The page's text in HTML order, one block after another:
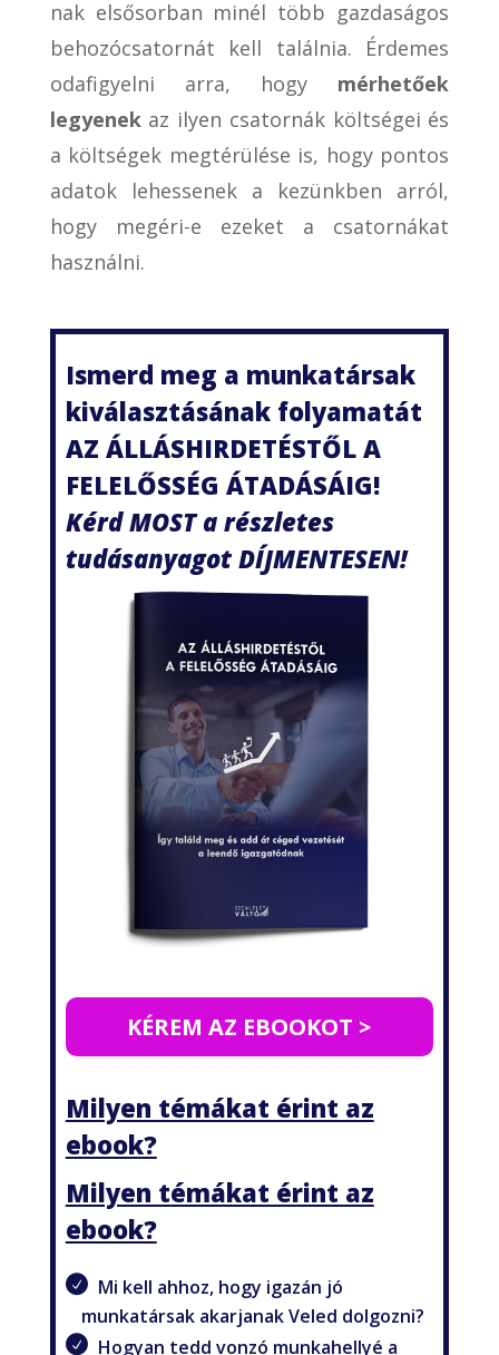
nak elsősorban minél több gazdaságos
behozócsatornát kell találnia. Érdemes
odafigyelni arra, hogy mérhetőek
legyenekaz ilyen csatornák költségei és
a költségek megtérülése is, hogy pontos
adatok lehessenek a kezünkben arról,
hogy megéri-e ezeket a csatornákat
használni.
Ismerd meg a munkatársak
kiválasztásának folyamatát
AZ ÁLLÁSHIRDETÉSTŐL A
FELELŐSSÉG ÁTADÁSÁIG!
Kérd MOST a részletes
tudásanyagot DÍJMENTESEN!
KÉREM AZ EBOOKOT >
Milyen témákat érint az
ebook?
Milyen témákat érint az
ebook?
Mi kell ahhoz, hogy igazán jó
munkatársak akarjanak Veled dolgozni?
Hogyan tedd vonzó munkahellyé a